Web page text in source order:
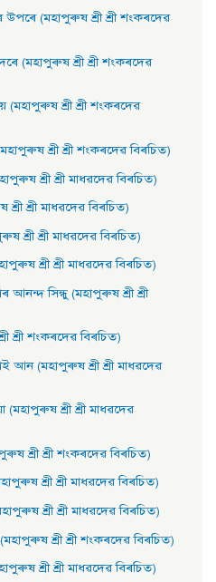
(মহাপুৰুষ শ্ৰী শ্ৰী শংকৰদেৱ
(মহাপুৰুষ শ্ৰী শ্ৰী শংকৰদেৱ
শ্ৰী শ্ৰী শংকৰদেৱ
শ্ৰী শ্ৰী শংকৰদেৱ বিৰচিত)
শ্ৰী শ্ৰী মাধৱদেৱ বিৰচিত)
শ্ৰী মাধৱদেৱ বিৰচিত)
শ্ৰী শ্ৰী মাধৱদেৱ বিৰচিত)
শ্ৰী শ্ৰী মাধৱদেৱ বিৰচিত)
সিন্ধু (মহাপুৰুষ শ্রী শ্রী
শ্ৰী শংকৰদেৱ বিৰচিত)
(মহাপুৰুষ শ্ৰী শ্ৰী মাধৱদেৱ
(মহাপুৰুষ শ্ৰী শ্ৰী মাধৱদেৱ
শ্ৰী শ্ৰী শংকৰদেৱ বিৰচিত)
শ্ৰী শ্ৰী মাধৱদেৱ বিৰচিত)
শ্ৰী শ্ৰী মাধৱদেৱ বিৰচিত)
শ্ৰী শ্ৰী শংকৰদেৱ বিৰচিত)
শ্ৰী শ্ৰী মাধৱদেৱ বিৰচিত)